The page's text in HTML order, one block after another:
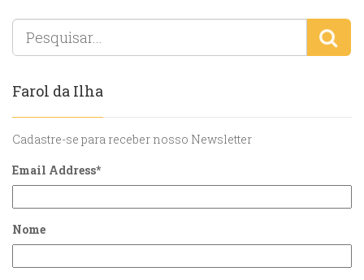
Farol da Ilha
Cadastre-se para receber nosso Newsletter
Email Address*
Nome